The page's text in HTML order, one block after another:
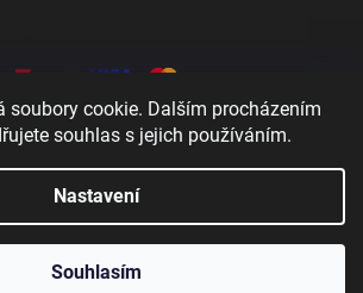
soubory cookie. Dalším procházením
souhlas s jejich používáním.
Nastavení
Souhlasím
Vytvořil Shoptet
Cinema shop. Všechna práva vyhrazena.